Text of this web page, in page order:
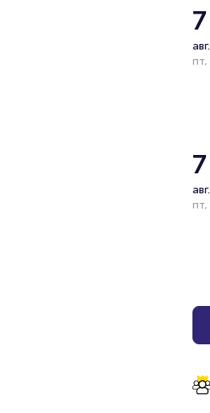
7
авг.
пт,
7
авг.
пт,